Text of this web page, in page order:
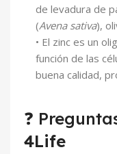
de levadura de
(Avena sativa),
• El zinc es un
función de las
buena calidad,
❓
4Life